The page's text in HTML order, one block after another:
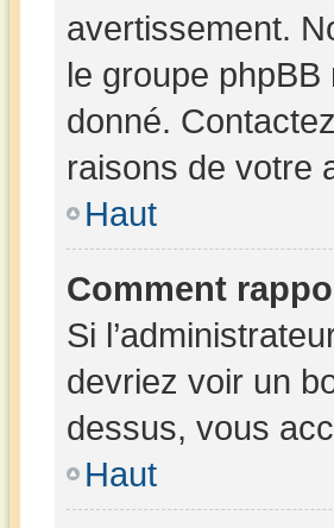
avertissement.
le groupe phpBB
donné.
raisons de votre
Haut
Comment
Si
devriez voir un
dessus, vous
Haut